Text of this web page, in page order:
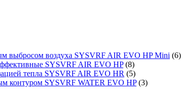
выбросом воздуха SYSVRF AIR EVO HP Mini (6)
SYSVRF AIR EVO HP (8)
тепла SYSVRF AIR EVO HR (5)
контуром SYSVRF WATER EVO HP (3)